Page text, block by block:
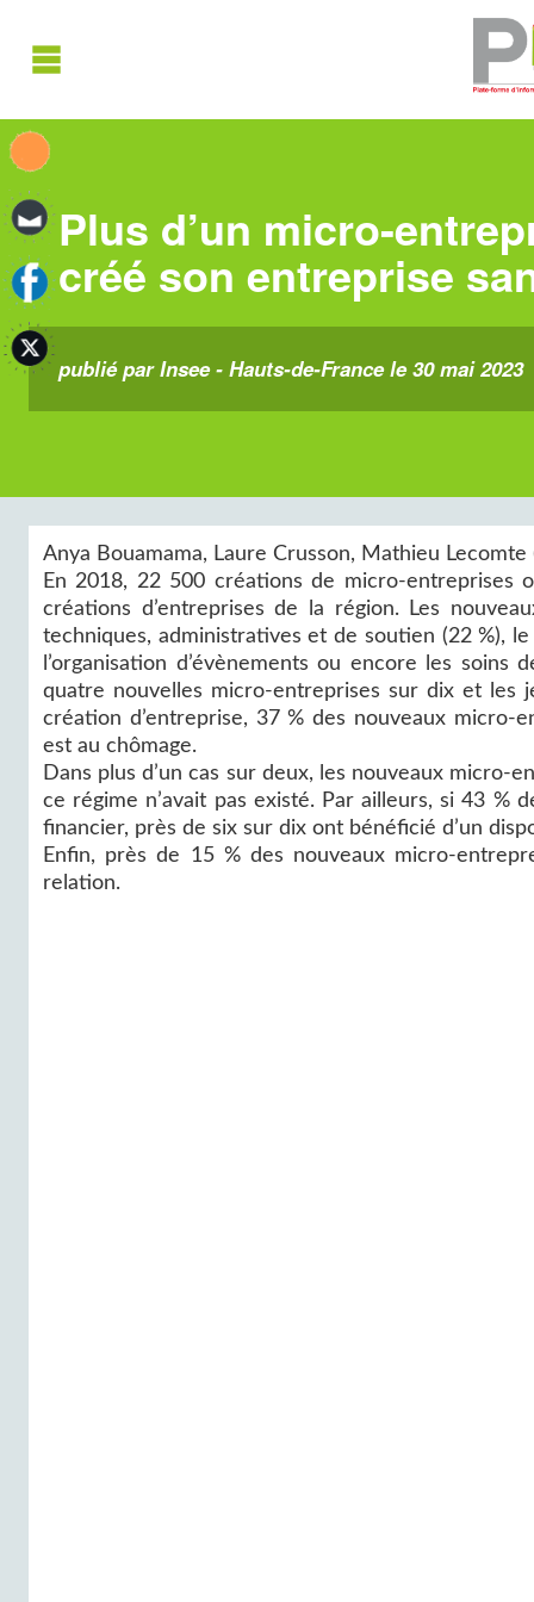
Plus d’un micro-
créé son entreprise
publié par Insee - Hauts-de-France le 30 mai 2023
Anya Bouamama, Laure Crusson, Mathieu Lecomte
En 2018, 22 500 créations de micro‑entreprises
créations d’entreprises de la région. Les
techniques, administratives et de soutien (22 %),
l’organisation d’évènements ou encore les
quatre nouvelles micro‑entreprises sur dix et
création d’entreprise, 37 % des nouveaux
est au chômage.
Dans plus d’un cas sur deux, les nouveaux
ce régime n’avait pas existé. Par ailleurs, si 43
financier, près de six sur dix ont bénéficié d’un
Enfin, près de 15 % des nouveaux
relation.